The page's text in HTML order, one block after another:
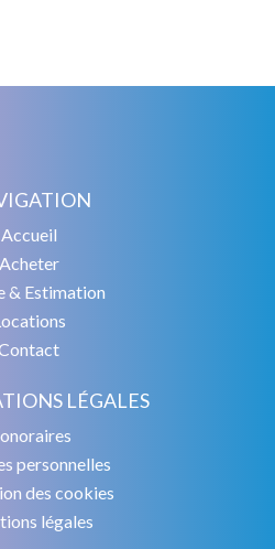
Accueil
Acheter
& Estimation
LÉGALES
personnelles
des cookies
légales